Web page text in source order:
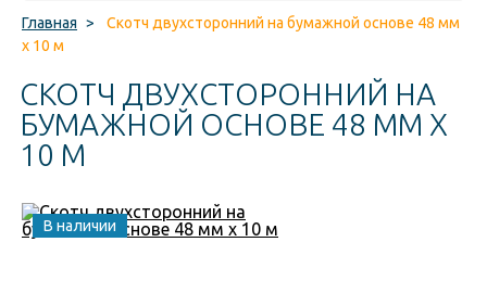
Главная >
Скотч двухсторонний на бумажной основе 48 мм
x 10 м
СКОТЧ ДВУХСТОРОННИЙ НА
БУМАЖНОЙ ОСНОВЕ 48 ММ X
10 М
В наличии